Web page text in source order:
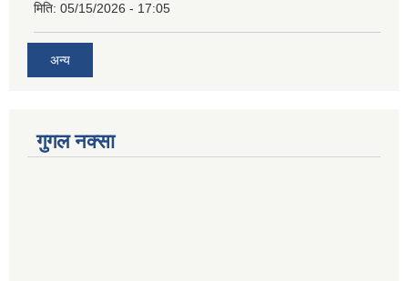
मिति: 05/15/2026 - 17:05
अन्य
गुगल नक्सा